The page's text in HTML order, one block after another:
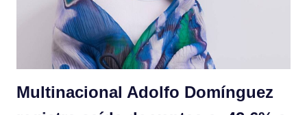
Multinacional Adolfo Domínguez